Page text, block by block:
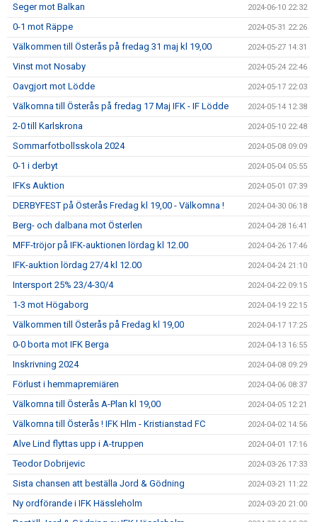
Seger mot Balkan 2024-06-10 22:32
0-1 mot Räppe 2024-05-31 22:26
Välkommen till Österås på fredag 31 maj kl 19,00 2024-05-27 14:31
Vinst mot Nosaby 2024-05-24 22:46
Oavgjort mot Lödde 2024-05-17 22:03
Välkomna till Österås på fredag 17 Maj IFK - IF Lödde 2024-05-14 12:38
2-0 till Karlskrona 2024-05-10 22:48
Sommarfotbollsskola 2024 2024-05-08 09:09
0-1 i derbyt 2024-05-04 05:55
IFKs Auktion 2024-05-01 07:39
DERBYFEST på Österås Fredag kl 19,00 - Välkomna ! 2024-04-30 06:18
Berg- och dalbana mot Österlen 2024-04-28 16:41
MFF-tröjor på IFK-auktionen lördag kl 12.00 2024-04-26 17:46
IFK-auktion lördag 27/4 kl 12.00 2024-04-24 21:10
Intersport 25% 23/4-30/4 2024-04-22 09:15
1-3 mot Högaborg 2024-04-19 22:15
Välkommen till Österås på Fredag kl 19,00 2024-04-17 17:25
0-0 borta mot IFK Berga 2024-04-13 16:55
Inskrivning 2024 2024-04-08 09:29
Förlust i hemmapremiären 2024-04-06 08:37
Välkomna till Österås A-Plan kl 19,00 2024-04-05 12:21
Välkomna till Österås ! IFK Hlm - Kristianstad FC 2024-04-02 14:56
Alve Lind flyttas upp i A-truppen 2024-04-01 17:16
Teodor Dobrijevic 2024-03-26 17:33
Sista chansen att beställa Jord & Gödning 2024-03-21 11:22
Ny ordförande i IFK Hässleholm 2024-03-20 21:00